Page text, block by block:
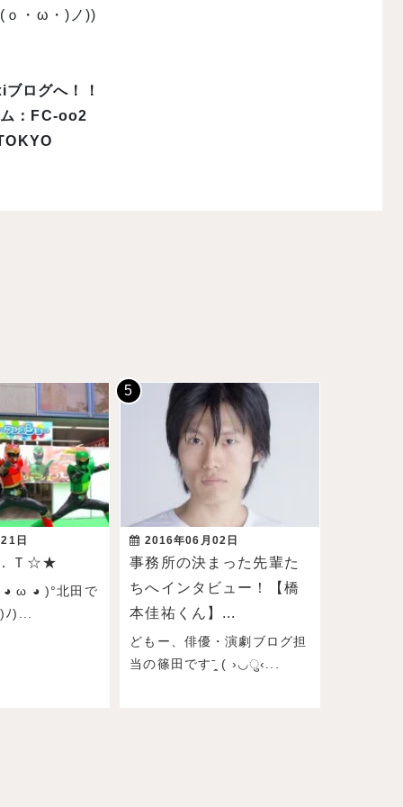
ｏ・ω・)ノ))
ログへ！！
：FC-oo2
日
Ｔ☆★
◕ ω ◕ )°北田で
ﾉ)...
2016年06月02日
事務所の決まった先輩た
ちへインタビュー！【橋
本佳祐くん】...
どもー、俳優・演劇ブログ担
当の篠田ですˉ̞̭ ( ›◡ु‹...